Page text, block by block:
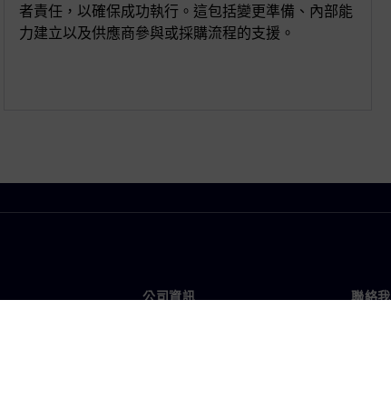
者責任，以確保成功執行。這包括變更準備、內部能
力建立以及供應商參與或採購流程的支援。
公司資訊 聯絡